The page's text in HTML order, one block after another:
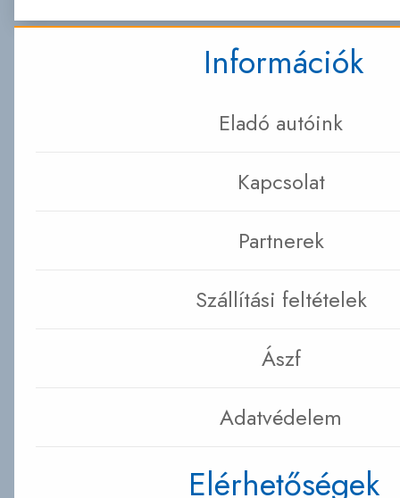
Információk
Eladó autóink
Kapcsolat
Partnerek
Szállítási feltételek
Ászf
Adatvédelem
Elérhetőségek